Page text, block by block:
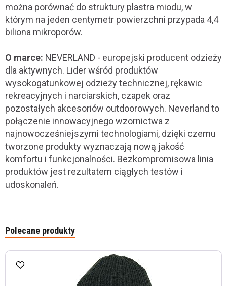
można porównać do struktury plastra miodu, w
którym na jeden centymetr powierzchni przypada 4,4
biliona mikroporów.
O marce: NEVERLAND - europejski producent odzieży
dla aktywnych. Lider wśród produktów
wysokogatunkowej odzieży technicznej, rękawic
rekreacyjnych i narciarskich, czapek oraz
pozostałych akcesoriów outdoorowych. Neverland to
połączenie innowacyjnego wzornictwa z
najnowocześniejszymi technologiami, dzięki czemu
tworzone produkty wyznaczają nową jakość
komfortu i funkcjonalności. Bezkompromisowa linia
produktów jest rezultatem ciągłych testów i
udoskonaleń.
Polecane produkty